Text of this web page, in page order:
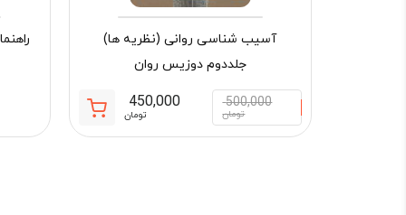
آسیب شناسی روانی (نظریه ها)
جلددوم دوزیس روان
500,000
تومان
اصلی:
450,000
تومان
فعلی: